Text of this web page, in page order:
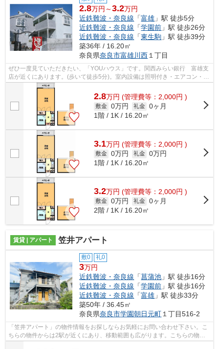
2.8万円～3.2万円
近鉄難波・奈良線 「富雄 」駅 徒歩5分
近鉄難波・奈良線 「学園前 」駅 徒歩26分
近鉄難波・奈良線 「東生駒 」駅 徒歩39分
築36年 / 16.20㎡
奈良県奈良市富雄川西 １丁目
ぜひ一度見ていただきたい、「YOUハウス」です。関西みらい銀行 富雄支
店が近くにあります。(歩いて徒歩5分)。室内設備は照明付き・エアコン・ロ
フトなど大変充実しております。家賃5...
2.8万円 (管理費等：2,000円 )
敷金 0万円 礼金 0ヶ月
1階 / 1K / 16.20㎡
3.1万円 (管理費等：2,000円 )
敷金 0万円 礼金 0万円
1階 / 1K / 16.20㎡
3.2万円 (管理費等：2,000円 )
敷金 0万円 礼金 0ヶ月
2階 / 1K / 16.20㎡
賃貸 | アパート 笠井アパート
敷0 礼0
3万円
近鉄難波・奈良線 「菖蒲池 」駅 徒歩16分
近鉄難波・奈良線 「学園前 」駅 徒歩16分
近鉄難波・奈良線 「富雄 」駅 徒歩33分
築50年 / 36.45㎡
奈良県奈良市学園朝日元町 １丁目516-2
「笠井アパート」の物件情報をお探しならお気軽にお問い合わせ下さい。こ
ちらの物件からは2駅が近くにあり、移動範囲も広がります。こちらの物件
はアパートです。最上階の物件です。 ...